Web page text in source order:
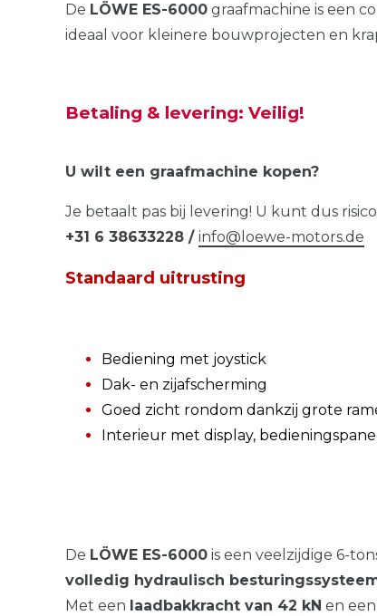
De LÖWE ES-6000 graafmachine is een
ideaal voor kleinere bouwprojecten en
Betaling & levering: Veilig!
U wilt een graafmachine kopen?
Je betaalt pas bij levering! U kunt dus
+31 6 38633228 / info@loewe-motors.de
Standaard uitrusting
Bediening met joystick
Dak- en zijafscherming
Goed zicht rondom dankzij grote
Interieur met display,
De LÖWE ES-6000 is een veelzijdige 6-
volledig hydraulisch
Met een laadbakkracht van 42 kN en een